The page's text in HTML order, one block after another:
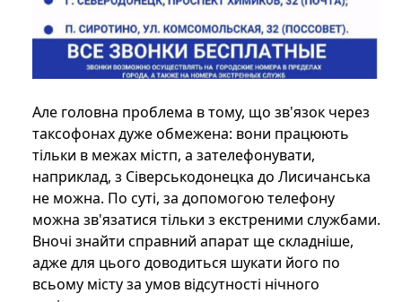
Але головна проблема в тому, що зв'язок через
таксофонах дуже обмежена: вони працюють
тільки в межах містп, а зателефонувати,
наприклад, з Сіверськодонецка до Лисичанська
не можна. По суті, за допомогою телефону
можна зв'язатися тільки з екстреними службами.
Вночі знайти справний апарат ще складніше,
адже для цього доводиться шукати його по
всьому місту за умов відсутності нічного